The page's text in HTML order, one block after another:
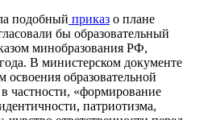
подобный приказ о плане
бы образовательный
минобразования РФ,
В министерском документе
освоения образовательной
частности, «формирование
патриотизма,